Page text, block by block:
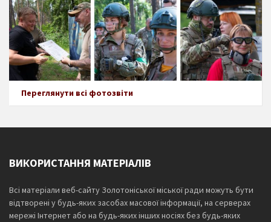
Переглянути всі фотозвіти
ВИКОРИСТАННЯ МАТЕРІАЛІВ
Всі матеріали веб-сайту Золотоніської міської ради можуть бути
відтворені у будь-яких засобах масової інформації, на серверах
мережі Інтернет або на будь-яких інших носіях без будь-яких